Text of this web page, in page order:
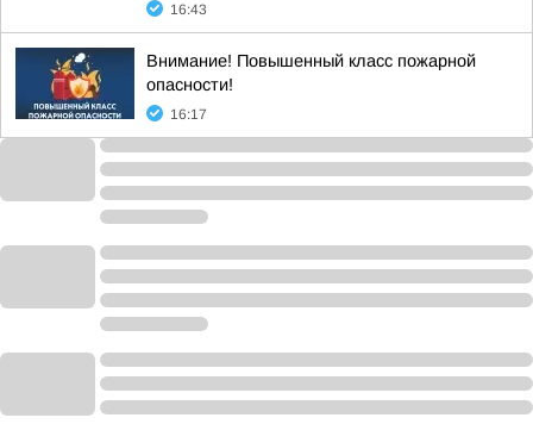
16:43
Внимание! Повышенный класс пожарной
опасности!
16:17